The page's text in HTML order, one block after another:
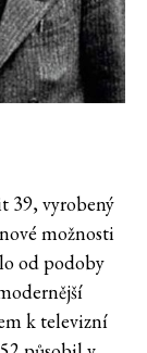
39, vyrobený
možnosti
od podoby
k televizní